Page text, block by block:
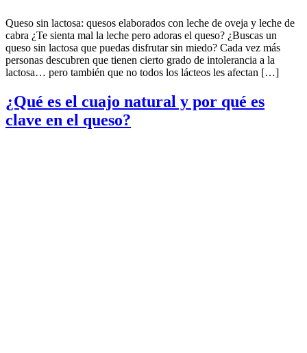
Queso sin lactosa: quesos elaborados con leche de oveja y leche de
cabra ¿Te sienta mal la leche pero adoras el queso? ¿Buscas un
queso sin lactosa que puedas disfrutar sin miedo? Cada vez más
personas descubren que tienen cierto grado de intolerancia a la
lactosa… pero también que no todos los lácteos les afectan […]
¿Qué es el cuajo natural y por qué es
clave en el queso?